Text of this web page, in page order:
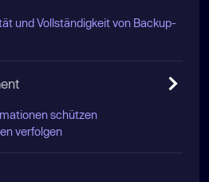
und Vollständigkeit von Backup-
schützen
verfolgen